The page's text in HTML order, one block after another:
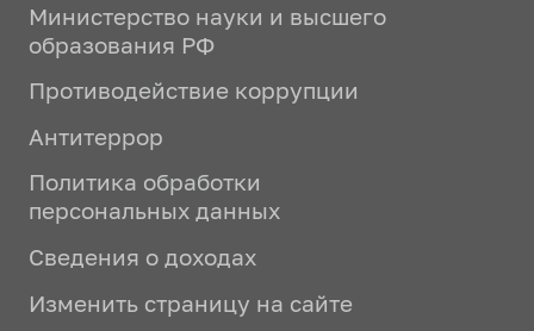
Министерство науки и высшего
образования РФ
Противодействие коррупции
Антитеррор
Политика обработки
персональных данных
Сведения о доходах
Изменить страницу на сайте